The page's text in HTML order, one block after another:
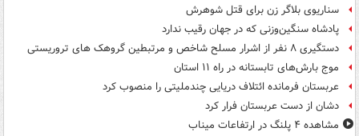
سناریوی بلاگر زن برای قتل شوهرش
پادشاه سنگین‌وزنی که در جهان رقیب ندارد
دستگیری ۸ نفر از اشرار مسلح شاخص و مرتبطین گروهک های تروریستی
موج بارش‌های تابستانه در راه ۱۱ استان
عربستان فرمانده ائتلاف دریایی چندملیتی را منصوب کرد
دشان از دست عربستان فرار کرد
مشاهده ۴ پلنگ در ارتفاعات میناب